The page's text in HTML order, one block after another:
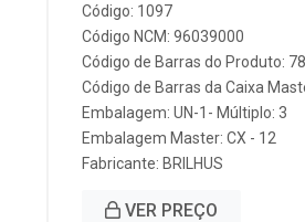
Código: 1097
Código NCM: 96039000
Código de Barras do Produto:
Código de Barras da Caixa
Embalagem: UN-1- Múltiplo: 3
Embalagem Master: CX - 12
Fabricante: BRILHUS
VER PREÇO